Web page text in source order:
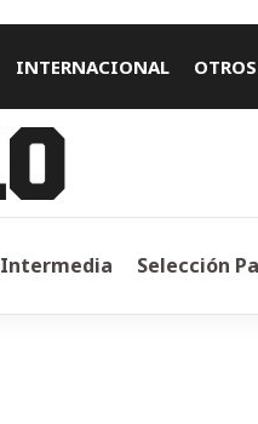
INTERNACIONAL
Intermedia Selección